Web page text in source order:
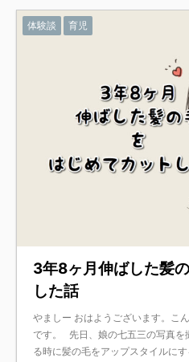
体験談 育児
3年8ヶ月伸ばした髪
した話
やましー おはようございます。こ
です。 先日、娘の七五三の写真
る時に髪の毛をアップスタイルにす